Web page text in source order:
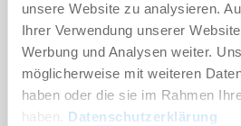
unsere Website zu analysieren.
Ihrer Verwendung unserer
Werbung und Analysen weiter.
möglicherweise mit weiteren
haben oder die sie im Rahmen
haben. Datenschutzerklärung
Technische Daten
Verschleißteil